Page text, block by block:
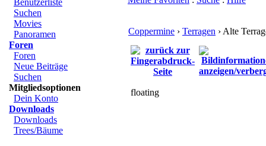
Benutzerliste
Suchen
Movies
Panoramen
Foren
Foren
Neue Beiträge
Suchen
Mitgliedsoptionen
Dein Konto
Downloads
Downloads
Trees/Bäume
Coppermine › Terragen › Alte
floating